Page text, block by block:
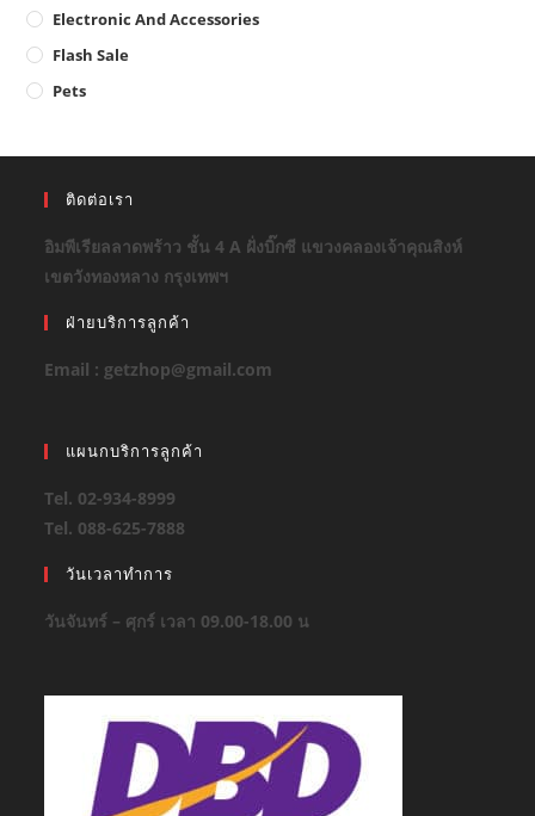
Electronic And Accessories
Flash Sale
Pets
ติดต่อเรา
อิมพีเรียลลาดพร้าว ชั้น 4 A ฝั่งบิ๊กซี แขวงคลองเจ้าคุณสิงห์
เขตวังทองหลาง กรุงเทพฯ
ฝ่ายบริการลูกค้า
Email : getzhop@gmail.com
แผนกบริการลูกค้า
Tel. 02-934-8999
Tel. 088-625-7888
วันเวลาทำการ
วันจันทร์ – ศุกร์ เวลา 09.00-18.00 น